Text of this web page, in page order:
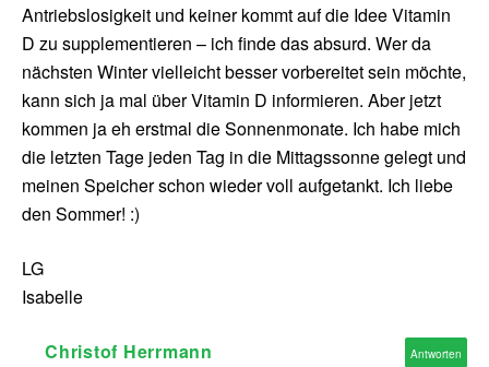
Antriebslosigkeit und keiner kommt auf die Idee Vitamin
D zu supplementieren – ich finde das absurd. Wer da
nächsten Winter vielleicht besser vorbereitet sein möchte,
kann sich ja mal über Vitamin D informieren. Aber jetzt
kommen ja eh erstmal die Sonnenmonate. Ich habe mich
die letzten Tage jeden Tag in die Mittagssonne gelegt und
meinen Speicher schon wieder voll aufgetankt. Ich liebe
den Sommer! :)
LG
Isabelle
Christof Herrmann Antworten